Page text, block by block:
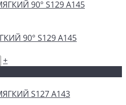
90° S129 А145
+